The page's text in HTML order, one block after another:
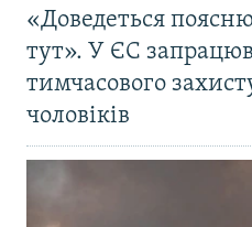
«Доведеться
тут». У ЄС
тимчасового
чоловіків